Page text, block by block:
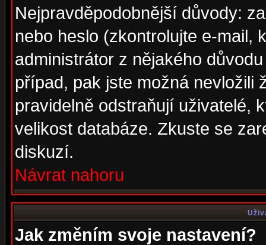
Nejpravděpodobnější důvody:
nebo heslo (zkontrolujte e-mail,
administrátor z nějakého
případ, pak jste možná nevložili
pravidelně odstraňují uživatelé,
velikost databáze. Zkuste se
diskuzí.
Návrat nahoru
Jak změním svoje nastavení?